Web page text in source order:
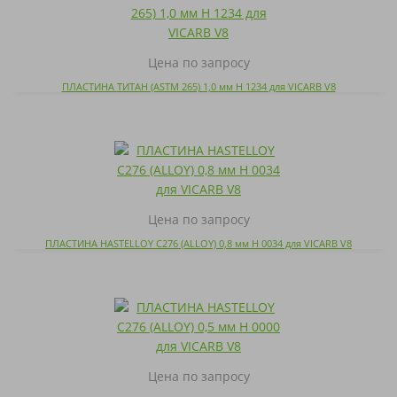
Цена по запросу
ПЛАСТИНА ТИТАН (ASTM 265) 1,0 мм H 1234 для VICARB V8
Цена по запросу
ПЛАСТИНА HASTELLOY C276 (ALLOY) 0,8 мм H 0034 для VICARB V8
Цена по запросу